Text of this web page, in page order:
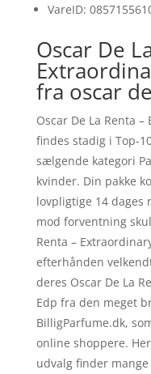
VareID:
Oscar De
fra oscar
Oscar De La Renta
findes stadig i Top-
sælgende kategori
kvinder. Din pakke
lovpligtige 14
mod forventning
Renta –
efterhånden
deres Oscar De La
Edp fra den meget
BilligParfume.dk,
online shoppere.
udvalg finder